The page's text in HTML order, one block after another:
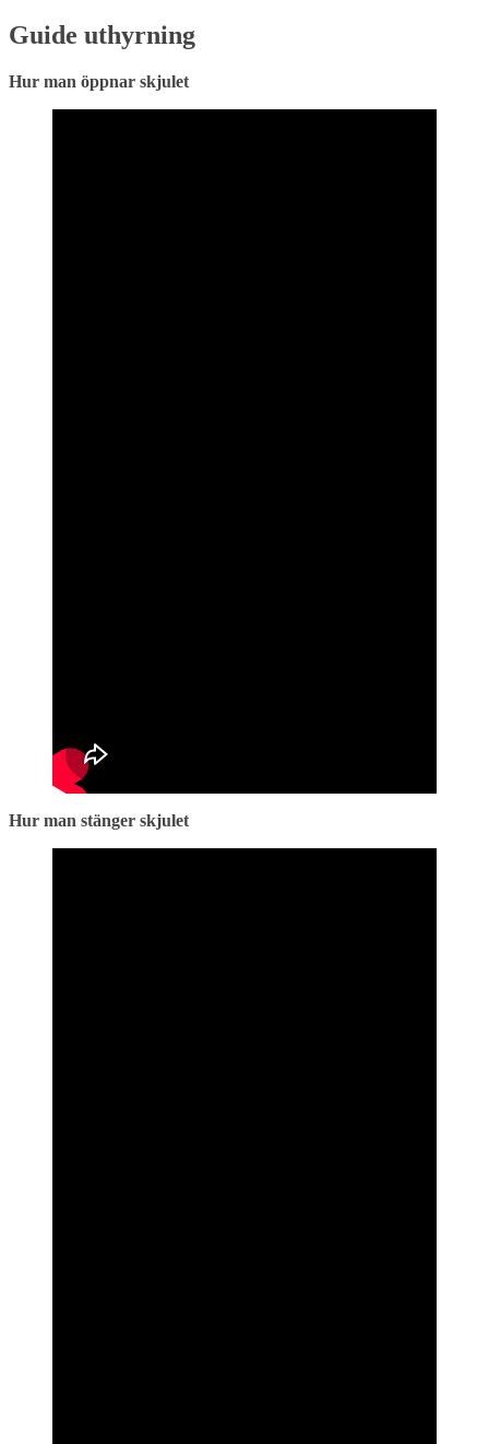
Guide uthyrning
Hur man öppnar skjulet
Hur man stänger skjulet